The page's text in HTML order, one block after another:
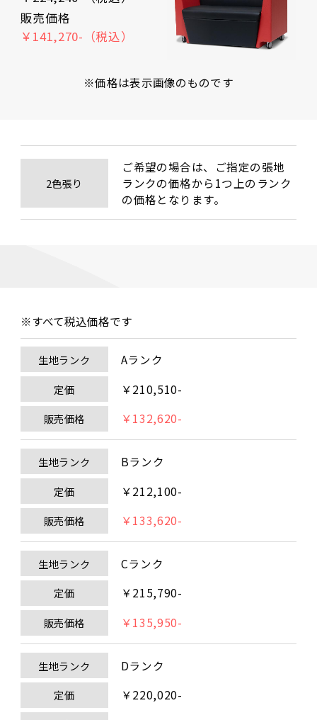
販売価格
￥141,270-（税込）
※価格は表示画像のものです
2色張り
ご希望の場合は、ご指定の張地
ランクの価格から1つ上のランク
の価格となります。
※すべて税込価格です
生地ランク Aランク
定価 ￥210,510-
販売価格 ￥132,620-
生地ランク Bランク
定価 ￥212,100-
販売価格 ￥133,620-
生地ランク Cランク
定価 ￥215,790-
販売価格 ￥135,950-
生地ランク Dランク
定価 ￥220,020-